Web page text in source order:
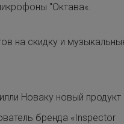
"Октава«
на скидку и
Новаку новый продукт
бренда «Inspector